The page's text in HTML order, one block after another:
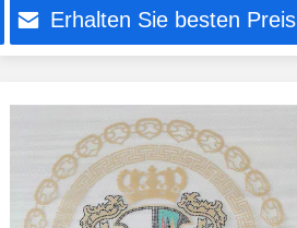
Erhalten Sie besten Preis